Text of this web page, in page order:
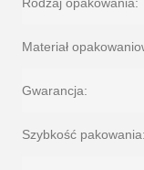
Materiał
Gwarancja:
Szybkość pakowania: